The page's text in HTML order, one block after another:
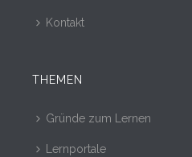
Kontakt
THEMEN
Gründe zum Lernen
Lernportale